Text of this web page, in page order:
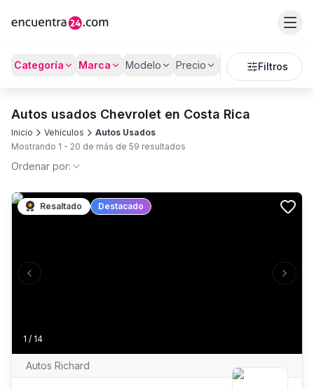
Categoría Marca Modelo Precio KilómetrosFiltros
Autos usados Chevrolet en Costa Rica
Inicio Vehículos
Autos Usados
Mostrando 1 - 20 de más de 59 resultados
Ordenar por:
1 / 14
Previous slide Next
Resaltado Destacado
Autos Richard